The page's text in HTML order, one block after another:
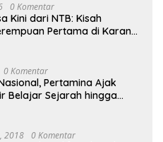
0 Komentar
Kini dari NTB: Kisah
Pertama di Karang
0 Komentar
Pertamina Ajak
Belajar Sejarah hingga
2018 0 Komentar